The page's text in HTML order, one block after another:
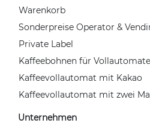
Warenkorb
Sonderpreise Operator &
Private Label
Kaffeebohnen für
Kaffeevollautomat mit Kakao
Kaffeevollautomat mit zwei
Unternehmen